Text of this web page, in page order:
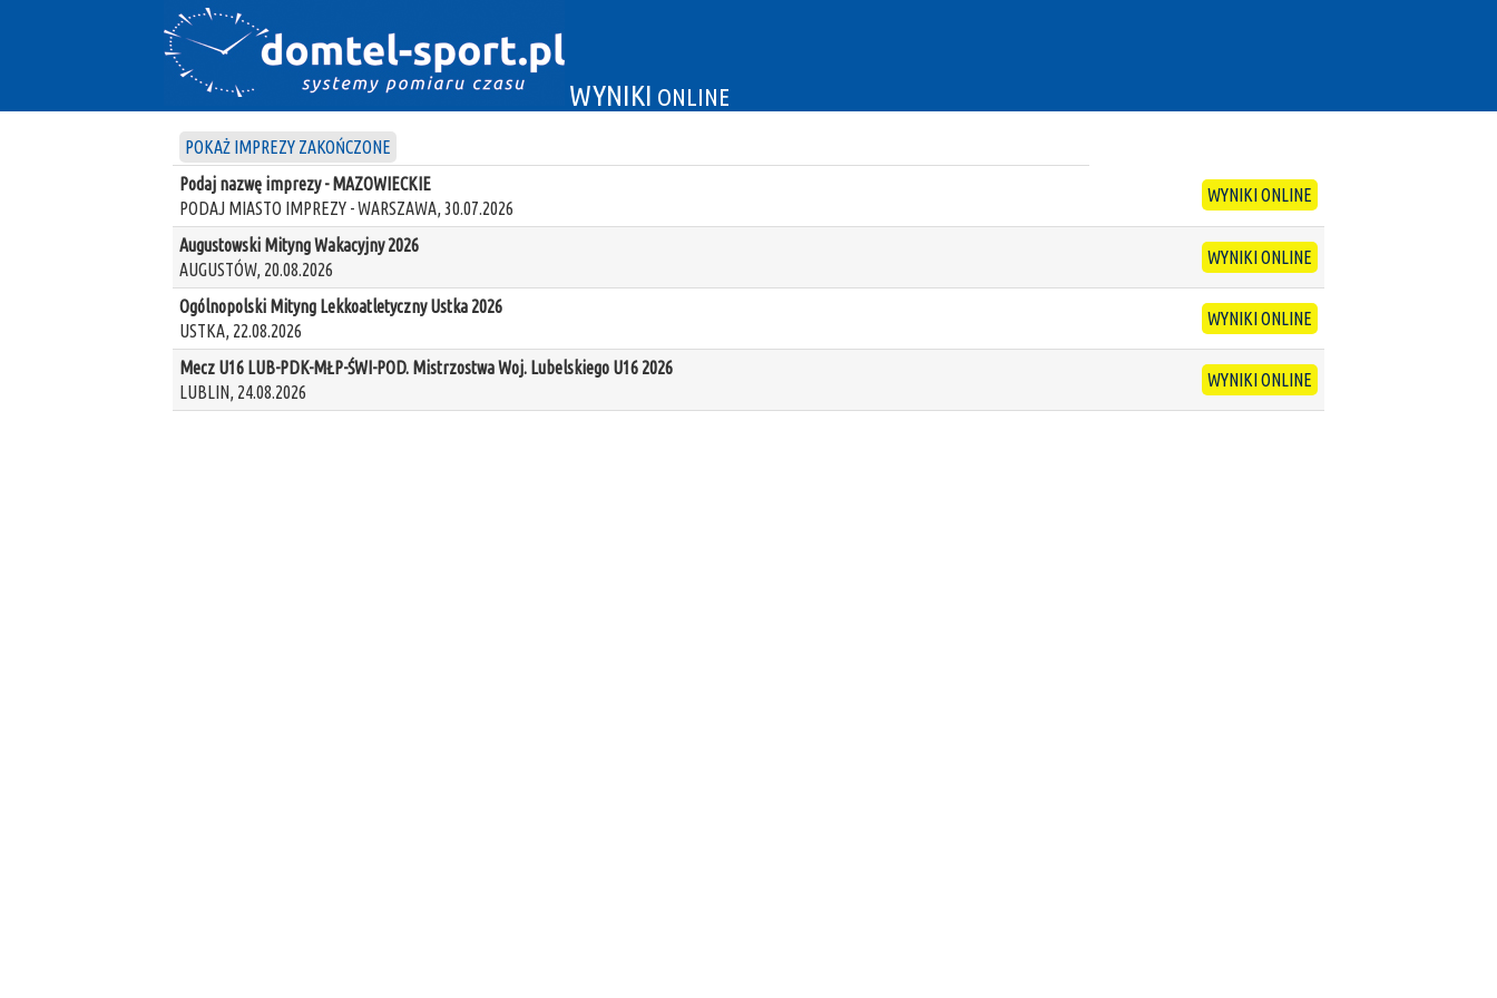
WYNIKI ONLINE
POKAŻ IMPREZY ZAKOŃCZONE
Podaj nazwę imprezy - MAZOWIECKIE
PODAJ MIASTO IMPREZY - WARSZAWA, 30.07.2026
WYNIKI ONLINE
Augustowski Mityng Wakacyjny 2026
AUGUSTÓW, 20.08.2026
WYNIKI ONLINE
Ogólnopolski Mityng Lekkoatletyczny Ustka 2026
USTKA, 22.08.2026
WYNIKI ONLINE
Mecz U16 LUB-PDK-MŁP-ŚWI-POD. Mistrzostwa Woj. Lubelskiego U16 2026
LUBLIN, 24.08.2026
WYNIKI ONLINE